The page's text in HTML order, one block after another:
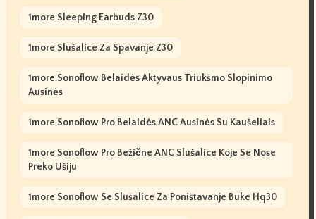
1more Sleeping Earbuds Z30
1more Slušalice Za Spavanje Z30
1more Sonoflow Belaidės Aktyvaus Triukšmo Slopinimo
Ausinės
1more Sonoflow Pro Belaidės ANC Ausinės Su Kaušeliais
1more Sonoflow Pro Bežične ANC Slušalice Koje Se Nose
Preko Ušiju
1more Sonoflow Se Slušalice Za Poništavanje Buke Hq30